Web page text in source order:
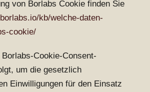
von Borlabs Cookie finden Sie
kb/welche-daten-
cookie/
Cookie-Consent-
um die gesetzlich
Einwilligungen für den Einsatz